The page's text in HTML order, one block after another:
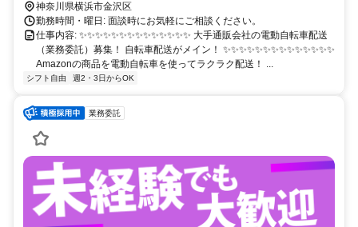
神奈川県横浜市金沢区
勤務時間・曜日: 面談時にお気軽にご相談ください。
仕事内容: ✨✨✨✨✨✨✨✨✨✨✨✨✨✨ 大手通販会社の電動自転車配送
（業務委託）募集！ 自転車配送がメイン！ ✨✨✨✨✨✨✨✨✨✨✨✨✨✨
Amazonの商品を電動自転車を使ってラクラク配送！ ...
シフト自由 週2・3日からOK
業務委託